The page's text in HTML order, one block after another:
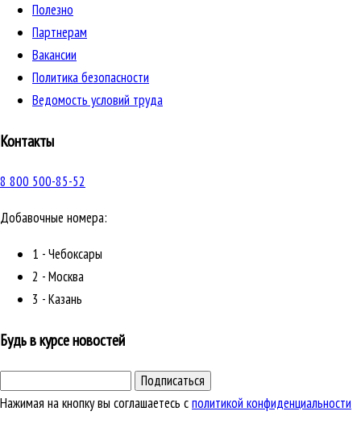
Полезно
Партнерам
Вакансии
Политика безопасности
Ведомость условий труда
Контакты
8 800 500-85-52
Добавочные номера:
1 - Чебоксары
2 - Москва
3 - Казань
Будь в курсе новостей
Подписаться
Нажимая на кнопку вы соглашаетесь сполитикой конфиденциальности